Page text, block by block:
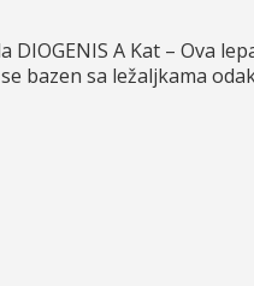
A Kat – Ova
bazen sa ležaljkama